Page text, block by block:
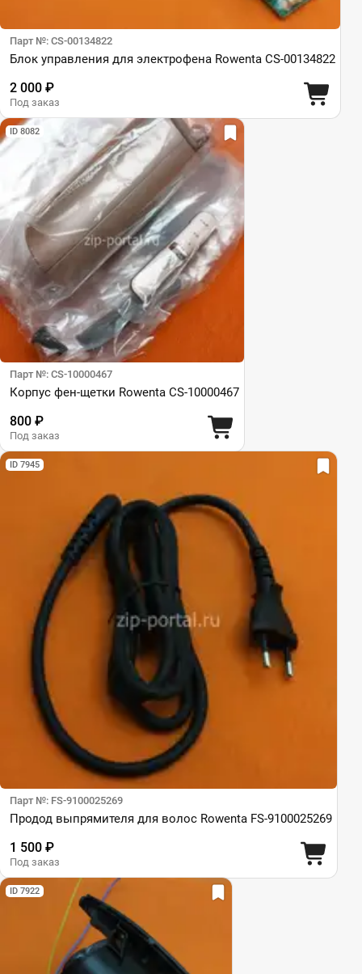
Парт №: CS-00134822
Блок управления для электрофена Rowenta CS-00134822
2 000 ₽
Под заказ
ID 8082
Парт №: CS-10000467
Корпус фен-щетки Rowenta CS-10000467
800 ₽
Под заказ
ID 7945
Парт №: FS-9100025269
Продод выпрямителя для волос Rowenta FS-9100025269
1 500 ₽
Под заказ
ID 7922